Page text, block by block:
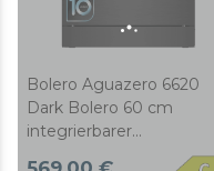
Bolero Aguazero 6620
Dark Bolero 60 cm
integrierbarer
Geschirrspüler dark inox